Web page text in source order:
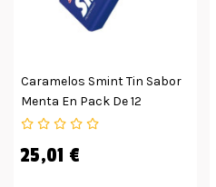
Caramelos Smint Tin Sabor
Menta En Pack De 12
Unidades
25,01 €